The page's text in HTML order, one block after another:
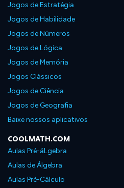
Jogos de Estratégia
Jogos de Habilidade
Jogos de Números
Jogos de Lógica
Jogos de Memória
Jogos Clássicos
Jogos de Ciência
Jogos de Geografia
Baixe nossos aplicativos
COOLMATH.COM
Aulas Pré-áLgebra
Aulas de Álgebra
Aulas Pré-Cálculo